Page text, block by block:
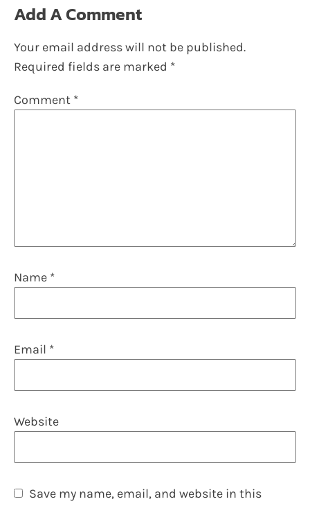
Add A Comment
Your email address will not be published.
Required fields are marked *
Comment *
Name *
Email *
Website
Save my name, email, and website in this